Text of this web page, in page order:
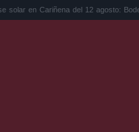
del 12 agosto: Bodegas C...